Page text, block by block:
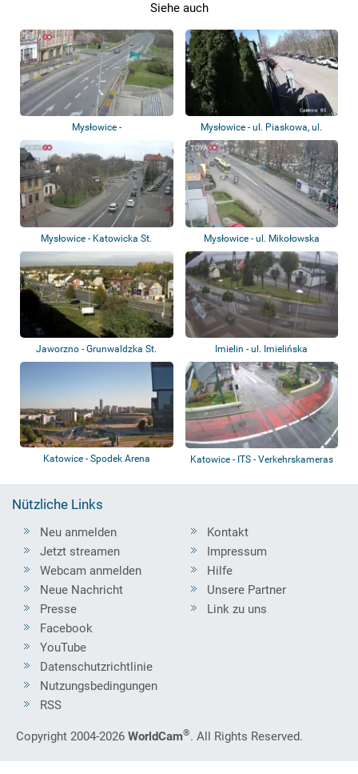
Siehe auch
Mysłowice -
Unabhängigkeitsbrücke
Mysłowice - ul. Piaskowa, ul.
Miarki
Mysłowice - Katowicka St. Mysłowice - ul. Mikołowska
Jaworzno - Grunwaldzka St. Imielin - ul. Imielińska
Katowice - Spodek Arena Katowice - ITS - Verkehrskameras
Nützliche Links
Neu anmelden
Jetzt streamen
Webcam anmelden
Neue Nachricht
Presse
Kontakt
Impressum
Hilfe
Unsere Partner
Link zu uns
Facebook
YouTube
Datenschutzrichtlinie
Nutzungsbedingungen
RSS
Copyright 2004-2026 WorldCam®. All Rights Reserved.